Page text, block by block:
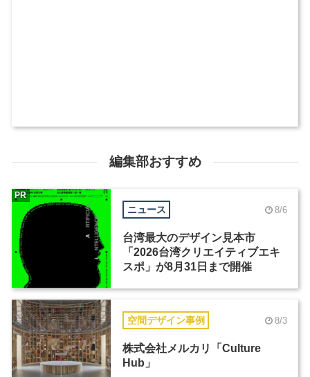
編集部おすすめ
ニュース 8/6
台湾最大のデザイン見本市
「2026台湾クリエイティブエキ
スポ」が8月31日まで開催
PR
空間デザイン事例 8/3
株式会社メルカリ「Culture
Hub」